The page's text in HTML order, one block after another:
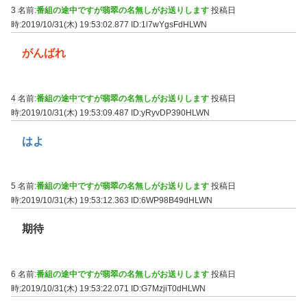
3 名前:番組の途中ですが翡翠の名無しがお送りします 投稿日
時:2019/10/31(木) 19:53:02.877
ID:1l7wYgsFdHLWN
がんばれ
4 名前:番組の途中ですが翡翠の名無しがお送りします 投稿日
時:2019/10/31(木) 19:53:09.487 ID:yRyvDP390HLWN
はよ
5 名前:番組の途中ですが翡翠の名無しがお送りします 投稿日
時:2019/10/31(木) 19:53:12.363
ID:6WP98B49dHLWN
期待
6 名前:番組の途中ですが翡翠の名無しがお送りします 投稿日
時:2019/10/31(木) 19:53:22.071 ID:G7MzjiT0dHLWN